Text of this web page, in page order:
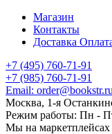
Магазин
Контакты
Доставка
+7 (495) 760-71-91
+7 (985) 760-71-91
Email: order@bookstr.ru
Москва, 1-я
Режим работы: Пн -
Мы на маркетплейсах